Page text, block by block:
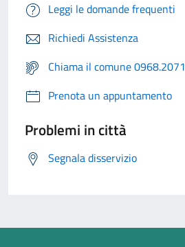
Leggi le domande frequenti
Richiedi Assistenza
Chiama il comune 0968.2071
Prenota un appuntamento
Problemi in città
Segnala disservizio